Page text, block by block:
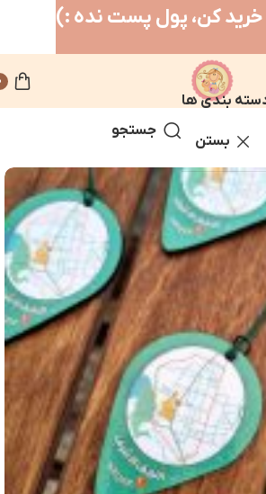
بندی ها
بستن
جستجو
خرید کن، پول پست نده :)